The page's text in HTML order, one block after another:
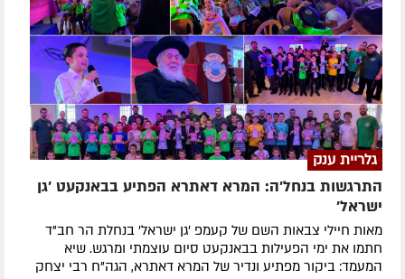
גלריית ענק
התרגשות בנחל'ה: המרא דאתרא הפתיע בבאנקעט 'גן
ישראל'
מאות חיילי צבאות השם של קעמפ 'גן ישראל' בנחלת הר חב"ד
חתמו את ימי הפעילות בבאנקעט סיום עוצמתי ומרגש. שיא
המעמד: ביקור מפתיע ונדיר של המרא דאתרא, הגה"ח רבי יצחק